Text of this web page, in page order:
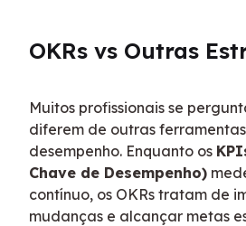
OKRs vs Outras
Muitos profissionais se
diferem de outras
desempenho. Enquanto os
Chave de Desempenho)
contínuo, os OKRs tratam de
mudanças e alcançar metas